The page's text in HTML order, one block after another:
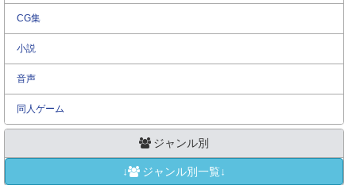
CG集
小説
音声
同人ゲーム
ジャンル別
↓ ジャンル別一覧↓